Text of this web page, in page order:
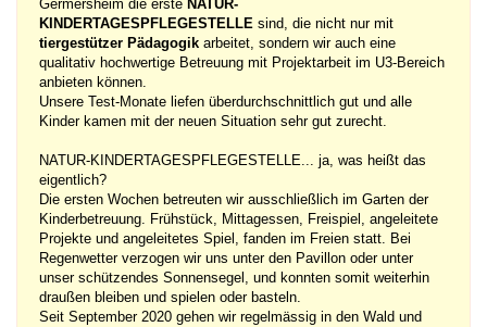
Germersheim die erste NATUR-
KINDERTAGESPFLEGESTELLE sind, die nicht nur mit
tiergestützer Pädagogik arbeitet, sondern wir auch eine
qualitativ hochwertige Betreuung mit Projektarbeit im U3-Bereich
anbieten können.
Unsere Test-Monate liefen überdurchschnittlich gut und alle
Kinder kamen mit der neuen Situation sehr gut zurecht.
NATUR-KINDERTAGESPFLEGESTELLE... ja, was heißt das
eigentlich?
Die ersten Wochen betreuten wir ausschließlich im Garten der
Kinderbetreuung. Frühstück, Mittagessen, Freispiel, angeleitete
Projekte und angeleitetes Spiel, fanden im Freien statt. Bei
Regenwetter verzogen wir uns unter den Pavillon oder unter
unser schützendes Sonnensegel, und konnten somit weiterhin
draußen bleiben und spielen oder basteln.
Seit September 2020 gehen wir regelmässig in den Wald und